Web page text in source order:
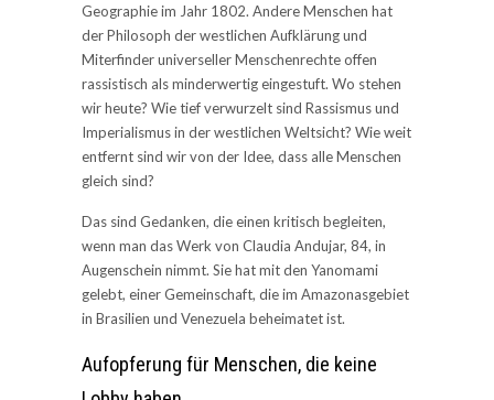
Geographie im Jahr 1802. Andere Menschen hat
der Philosoph der westlichen Aufklärung und
Miterfinder universeller Menschenrechte offen
rassistisch als minderwertig eingestuft. Wo stehen
wir heute? Wie tief verwurzelt sind Rassismus und
Imperialismus in der westlichen Weltsicht? Wie weit
entfernt sind wir von der Idee, dass alle Menschen
gleich sind?
Das sind Gedanken, die einen kritisch begleiten,
wenn man das Werk von Claudia Andujar, 84, in
Augenschein nimmt. Sie hat mit den Yanomami
gelebt, einer Gemeinschaft, die im Amazonasgebiet
in Brasilien und Venezuela beheimatet ist.
Aufopferung für Menschen, die keine